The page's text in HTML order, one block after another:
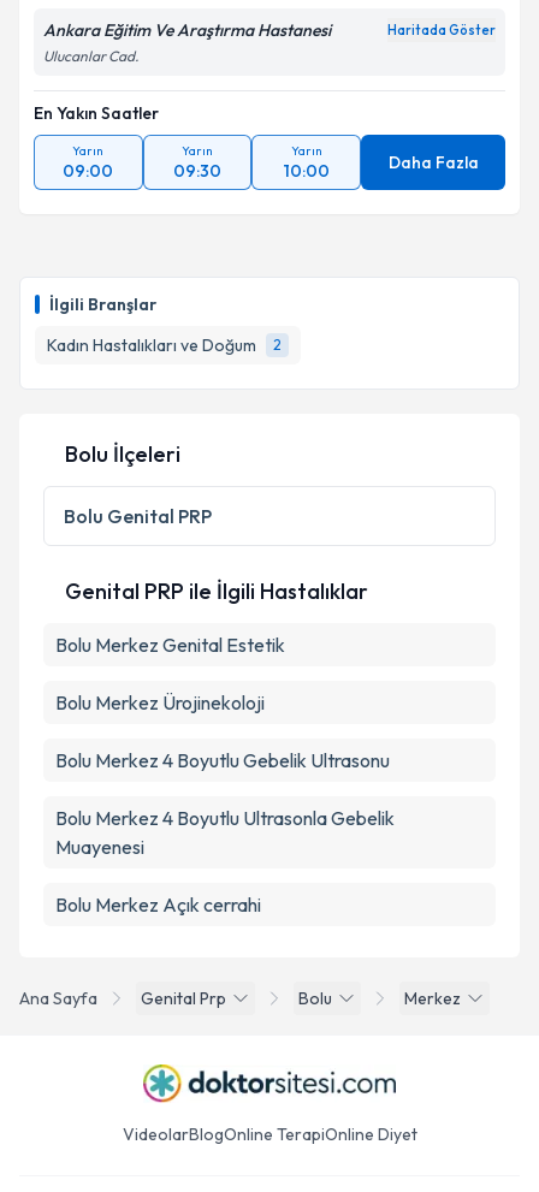
İlgili Branşlar
Kadın Hastalıkları ve Doğum
2
Ankara Eğitim Ve Araştırma Hastanesi Haritada Göster
Ulucanlar Cad.
En Yakın Saatler
Yarın
09:00
Yarın
09:30
Yarın
10:00 Daha Fazla
Ana Sayfa Genital Prp Bolu Merkez
Bolu İlçeleri
Bolu Genital PRP
Genital PRP ile İlgili Hastalıklar
Bolu Merkez Genital Estetik
Bolu Merkez Ürojinekoloji
Bolu Merkez 4 Boyutlu Gebelik Ultrasonu
Bolu Merkez 4 Boyutlu Ultrasonla Gebelik
Muayenesi
Bolu Merkez Açık cerrahi
VideolarBlogOnline TerapiOnline Diyet